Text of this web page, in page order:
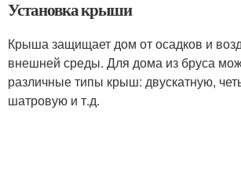
Установка крыши
Крыша защищает дом от осадков и
внешней среды. Для дома из бруса
различные типы крыш: двускатную,
шатровую и т.д.